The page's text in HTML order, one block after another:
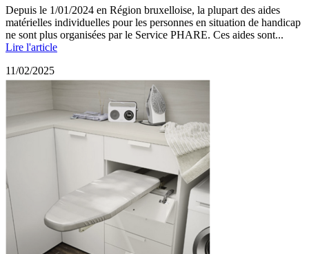
Depuis le 1/01/2024 en Région bruxelloise, la plupart des aides
matérielles individuelles pour les personnes en situation de handicap
ne sont plus organisées par le Service PHARE. Ces aides sont...
Lire l'article
11/02/2025